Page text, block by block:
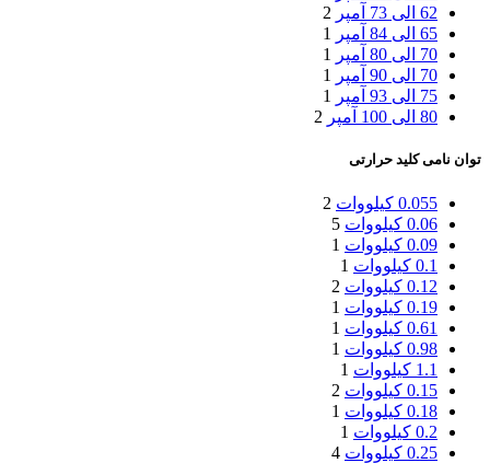
62 الی 73 آمپر
2
65 الی 84 آمپر
1
70 الی 80 آمپر
1
70 الی 90 آمپر
1
75 الی 93 آمپر
1
80 الی 100 آمپر
2
توان نامی کلید حرارتی
0.055 کیلووات
2
0.06 کیلووات
5
0.09 کیلووات
1
0.1 کیلووات
1
0.12 کیلووات
2
0.19 کیلووات
1
0.61 کیلووات
1
0.98 کیلووات
1
1.1 کیلووات
1
0.15 کیلووات
2
0.18 کیلووات
1
0.2 کیلووات
1
0.25 کیلووات
4